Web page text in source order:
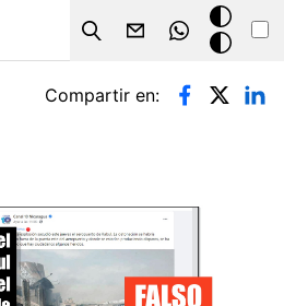
Search
Modo
oscuro
Compartir en: